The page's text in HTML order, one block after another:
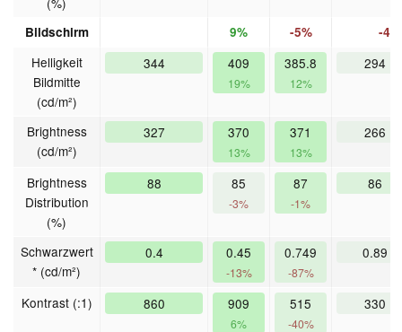
Bildschirm 9% -5% -
Helligkeit
Bildmitte
(cd/m²)
344 409
19%
385.8
12%
294
Brightness
(cd/m²)
327 370
13%
371
13%
266
Brightness
Distribution
(%)
88 85
-3%
87
-1%
86
Schwarzwert
* (cd/m²)
0.4 0.45
-13%
0.749
-87%
0.89
Kontrast (:1) 860 909
6%
515
-40%
330